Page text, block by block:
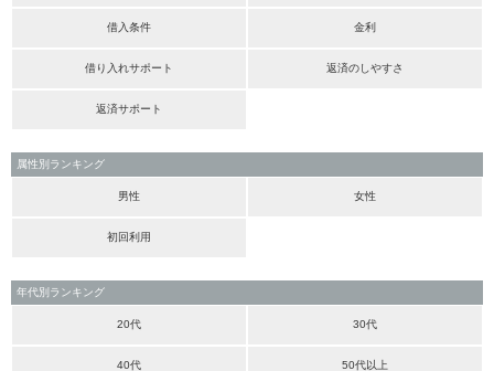
借入条件 金利
借り入れサポート 返済のしやすさ
返済サポート
属性別ランキング
男性 女性
初回利用
年代別ランキング
20代 30代
40代 50代以上